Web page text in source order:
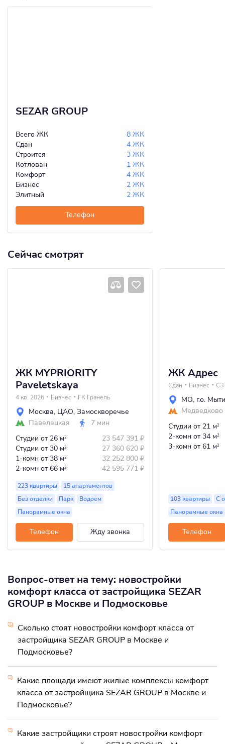
SEZAR GROUP
Всего ЖК
8 ЖК
Сдан
4 ЖК
Строится
3 ЖК
Котлован
1 ЖК
Комфорт
4 ЖК
Бизнес
2 ЖК
Элитный
2 ЖК
Телефон
Сейчас смотрят
ЖК MYPRIORITY
Paveletskaya
4 кв. 2026 Бизнес ГК Гранель
Москва, ЦАО, Замоскворечье
Павелецкая
7 мин
Студии от 26 м2 23 547 391 ₽
Студии от 30 м2 27 360 620 ₽
1-комн от 38 м2 32 252 800 ₽
2-комн от 66 м2 42 595 771 ₽
223 квартиры
15 апартаментов
Без отделки
Парк
Водоем
Панорамные окна
Телефон Жду звонка
ЖК Адрес
Сдан Бизнес
МО, г.о.
Медведково
Студии от 21 м2
2-комн от 34 м2
3-комн от 61 м2
103 квартиры
С
Панорамные окна
Телефон
Вопрос-ответ на тему: новостройки
комфорт класса от застройщика SEZAR
GROUP в Москве и Подмосковье
Сколько стоят новостройки комфорт класса от
застройщика SEZAR GROUP в Москве и
Подмосковье?
Какие площади имеют жилые комплексы комфорт
класса от застройщика SEZAR GROUP в Москве и
Подмосковье?
Какие застройщики строят новостройки комфорт